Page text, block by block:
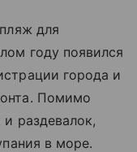
для
году появился
города и
Помимо
раздевалок,
в море.